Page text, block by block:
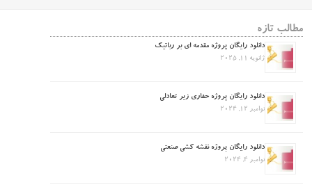
مطالب تازه
دانلود رایگان پروژه مقدمه ای بر رباتیک
ژانویه 11, 2025
دانلود رایگان پروژه حفاری زیر تعادلی
نوامبر 12, 2024
دانلود رایگان پروژه نقشه کشی صنعتی
نوامبر 4, 2024